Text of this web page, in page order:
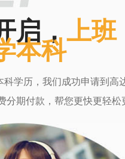
启，上班
本科
学历，我们成功申请到高
分期付款，帮您更快更轻松